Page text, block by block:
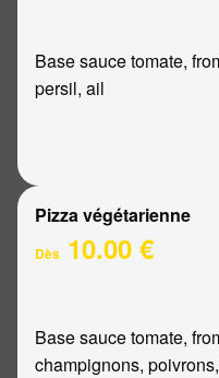
Base sauce tomate,
persil, ail
Pizza végétarienne
Dès 10.00 €
Base sauce tomate,
champignons,